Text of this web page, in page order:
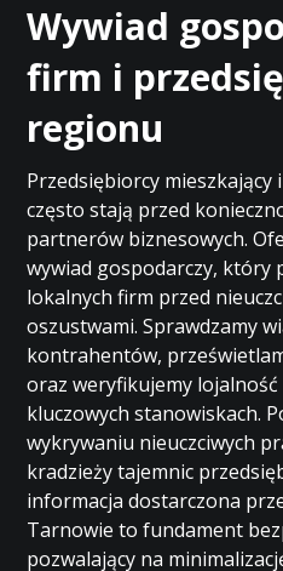
Wywiad
firm i
regionu
Przedsiębiorcy mieszkający
często stają przed
partnerów biznesowych.
wywiad gospodarczy, który
lokalnych firm przed
oszustwami. Sprawdzamy
kontrahentów,
oraz weryfikujemy
kluczowych stanowiskach.
wykrywaniu nieuczciwych
kradzieży tajemnic
informacja dostarczona
Tarnowie to fundament
pozwalający na